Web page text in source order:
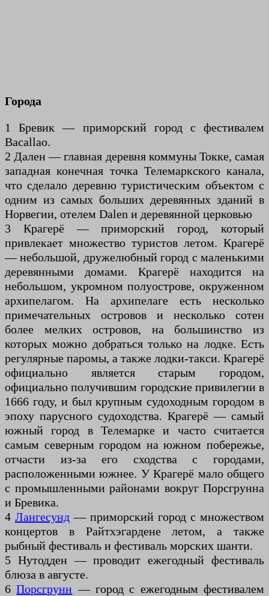
Города
1 Бревик — приморский город с фестивалем
Bacallao.
2 Дален — главная деревня коммуны Токке, самая
западная конечная точка Телемаркского канала,
что сделало деревню туристическим объектом с
одним из самых больших деревянных зданий в
Норвегии, отелем Dalen и деревянной церковью
3 Крагерё — приморский город, который
привлекает множество туристов летом. Крагерё
— небольшой, дружелюбный город с маленькими
деревянными домами. Крагерё находится на
небольшом, укромном полуострове, окруженном
архипелагом. На архипелаге есть несколько
примечательных островов и несколько сотен
более мелких островов, на большинство из
которых можно добраться только на лодке. Есть
регулярные паромы, а также лодки-такси. Крагерё
официально является старым городом,
официально получившим городские привилегии в
1666 году, и был крупным судоходным городом в
эпоху парусного судоходства. Крагерё — самый
южный город в Телемарке и часто считается
самым северным городом на южном побережье,
отчасти из-за его сходства с городами,
расположенными южнее. У Крагерё мало общего
с промышленными районами вокруг Порсгрунна
и Бревика.
4 Лангесунд — приморский город с множеством
концертов в Райтхэгардене летом, а также
рыбный фестиваль и фестиваль морских шанти.
5 Нутодден — проводит ежегодный фестиваль
блюза в августе.
6Порсгрунн — город с ежегодным фестивалем